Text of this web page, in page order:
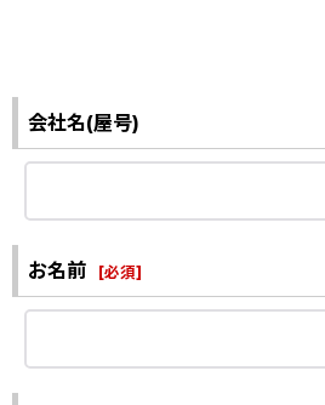
会社名(屋号)
お名前 [必須]